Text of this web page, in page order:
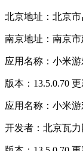
北京地址：北京
南京地址：南京
应用名称：小米
版本：13.5.0.70
应用名称：小米
开发者：北京瓦力